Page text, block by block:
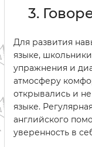
3.
Для развития
языке,
упражнения и
атмосферу
открывались и
языке.
английского
уверенность в